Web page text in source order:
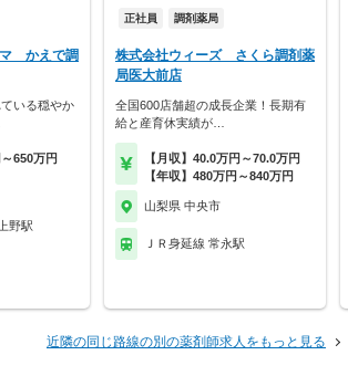
マ かえで調
いる穏やか
650万円
野駅
正社員 調剤薬局
株式会社ウィーズ さくら調剤薬
局医大前店
全国600店舗超の成長企業！長期有
給と産育休実績が…
【月収】40.0万円～70.0万円
【年収】480万円～840万円
山梨県 中央市
ＪＲ身延線 常永駅
近隣の同じ路線の別の薬剤師求人をもっと見る